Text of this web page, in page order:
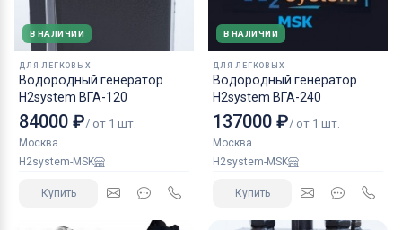
В НАЛИЧИИ
ДЛЯ ЛЕГКОВЫХ
Водородный генератор
H2system ВГА-120
84000 ₽/ от 1 шт.
Москва
H2system-MSK
Купить
В НАЛИЧИИ
ДЛЯ ЛЕГКОВЫХ
Водородный генератор
H2system ВГА-240
137000 ₽/ от 1 шт.
Москва
H2system-MSK
Купить